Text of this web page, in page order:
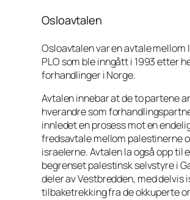
Osloavtalen
Osloavtalen var en avtale mellom
PLO som ble inngått i 1993 etter
forhandlinger i Norge.
Avtalen innebar at de to partene
hverandre som
innledet en prosess mot en
fredsavtale mellom palestinerne
israelerne. Avtalen la også opp til
begrenset palestinsk selvstyre i
deler av Vestbredden, med delvis
tilbaketrekking fra de okkuperte